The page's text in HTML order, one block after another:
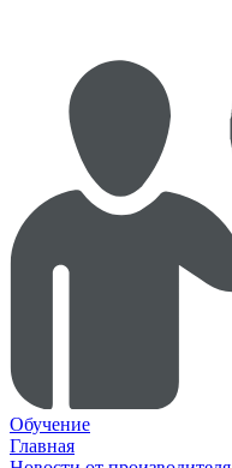
Обучение
Главная